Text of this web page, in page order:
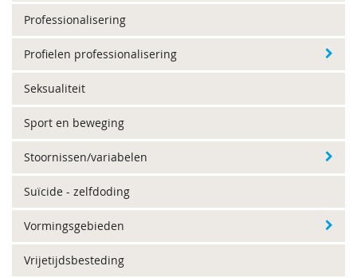
Professionalisering
Profielen professionalisering
Seksualiteit
Sport en beweging
Stoornissen/variabelen
Suïcide - zelfdoding
Vormingsgebieden
Vrijetijdsbesteding